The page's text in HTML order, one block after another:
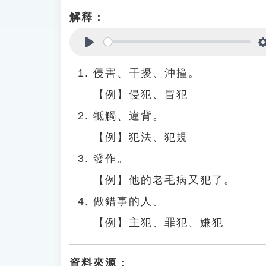
解釋：
侵害、干擾、沖撞。
【例】侵犯、冒犯
牴觸、違背。
【例】犯法、犯規
發作。
【例】他的老毛病又犯了。
做錯事的人。
【例】主犯、罪犯、嫌犯
資料來源：